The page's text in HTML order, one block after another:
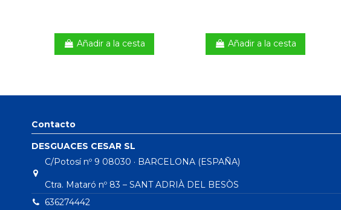
Añadir a la cesta Añadir a la cesta
Contacto
DESGUACES CESAR SL
C/Potosí nº 9 08030 · BARCELONA (ESPAÑA)
Ctra. Mataró nº 83 – SANT ADRIÀ DEL BESÒS
636274442